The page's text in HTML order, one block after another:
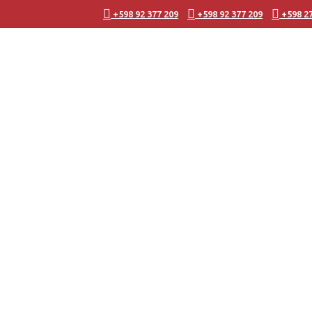
+598 92 377 209 +598 92 377 209 +598
y